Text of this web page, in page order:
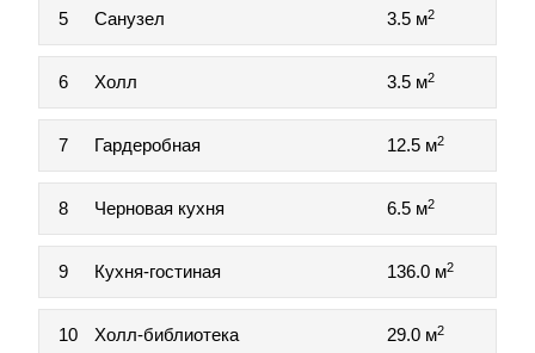
5 Санузел 3.5 м2
6 Холл 3.5 м2
7 Гардеробная 12.5 м2
8 Черновая кухня 6.5 м2
9 Кухня-гостиная 136.0 м2
10 Холл-библиотека 29.0 м2